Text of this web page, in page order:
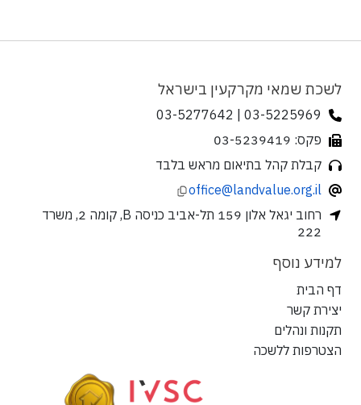
לשכת שמאי מקרקעין בישראל
03-5225969 | 03-5277642
פקס: 03-5239419
קבלת קהל בתיאום מראש בלבד
office@landvalue.org.il
רחוב יגאל אלון 159 תל-אביב כניסה B, קומה 2, משרד
222
למידע נוסף
דף הבית
יצירת קשר
תקנות ונהלים
הצטרפות ללשכה